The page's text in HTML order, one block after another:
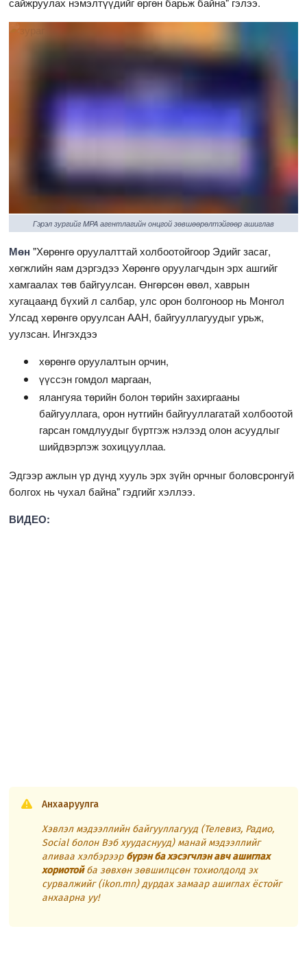
Гэрэл зургийг MPA агентлагийн онцгой зөвшөөрөлтэйгөөр ашиглав
Мөн "Хөрөнгө оруулалттай холбоотойгоор Эдийг засаг,
хөгжлийн яам дэргэдээ Хөрөнгө оруулагчдын эрх ашгийг
хамгаалах төв байгуулсан. Өнгөрсөн өвөл, хаврын
хугацаанд бүхий л салбар, улс орон болгоноор нь Монгол
Улсад хөрөнгө оруулсан ААН, байгууллагуудыг урьж,
уулзсан. Ингэхдээ
хөрөнгө оруулалтын орчин,
үүссэн гомдол маргаан,
ялангуяа төрийн болон төрийн захиргааны
байгууллага, орон нутгийн байгууллагатай холбоотой
гарсан гомдлуудыг бүртгэж нэлээд олон асуудлыг
шийдвэрлэж зохицууллаа.
Эдгээр ажлын үр дүнд хууль эрх зүйн орчныг боловсронгуй
болгох нь чухал байна" гэдгийг хэллээ.
ВИДЕО:
Анхааруулга
Хэвлэл мэдээллийн байгууллагууд (Телевиз, Радио,
Social болон Вэб хуудаснууд) манай мэдээллийг
аливаа хэлбэрээр бүрэн ба хэсэгчлэн авч ашиглах
хориотойба зөвхөн зөвшилцсөн тохиолдолд эх
сурвалжийг (ikon.mn) дурдах замаар ашиглах ёстойг
анхаарна уу!